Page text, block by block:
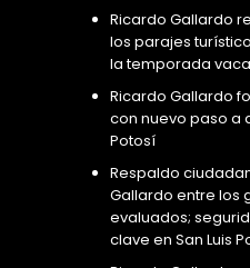
Ricardo Gallardo
los parajes
la temporada
Ricardo Gallardo
con nuevo paso a
Potosí
Respaldo
Gallardo entre los
evaluados;
clave en San Luis